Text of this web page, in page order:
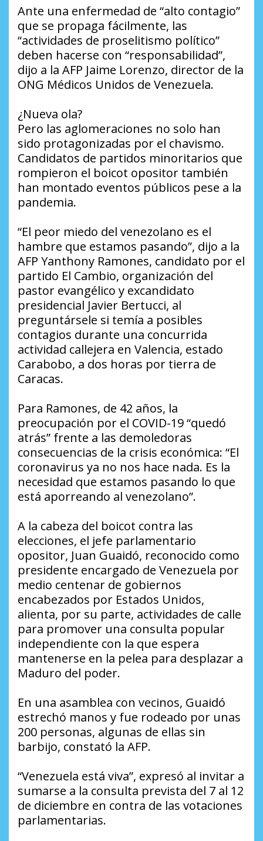
Ante una enfermedad de “alto contagio”
que se propaga fácilmente, las
“actividades de proselitismo político”
deben hacerse con “responsabilidad”,
dijo a la AFP Jaime Lorenzo, director de la
ONG Médicos Unidos de Venezuela.
¿Nueva ola?
Pero las aglomeraciones no solo han
sido protagonizadas por el chavismo.
Candidatos de partidos minoritarios que
rompieron el boicot opositor también
han montado eventos públicos pese a la
pandemia.
“El peor miedo del venezolano es el
hambre que estamos pasando”, dijo a la
AFP Yanthony Ramones, candidato por el
partido El Cambio, organización del
pastor evangélico y excandidato
presidencial Javier Bertucci, al
preguntársele si temía a posibles
contagios durante una concurrida
actividad callejera en Valencia, estado
Carabobo, a dos horas por tierra de
Caracas.
Para Ramones, de 42 años, la
preocupación por el COVID-19 “quedó
atrás” frente a las demoledoras
consecuencias de la crisis económica: “El
coronavirus ya no nos hace nada. Es la
necesidad que estamos pasando lo que
está aporreando al venezolano”.
A la cabeza del boicot contra las
elecciones, el jefe parlamentario
opositor, Juan Guaidó, reconocido como
presidente encargado de Venezuela por
medio centenar de gobiernos
encabezados por Estados Unidos,
alienta, por su parte, actividades de calle
para promover una consulta popular
independiente con la que espera
mantenerse en la pelea para desplazar a
Maduro del poder.
En una asamblea con vecinos, Guaidó
estrechó manos y fue rodeado por unas
200 personas, algunas de ellas sin
barbijo, constató la AFP.
“Venezuela está viva”, expresó al invitar a
sumarse a la consulta prevista del 7 al 12
de diciembre en contra de las votaciones
parlamentarias.